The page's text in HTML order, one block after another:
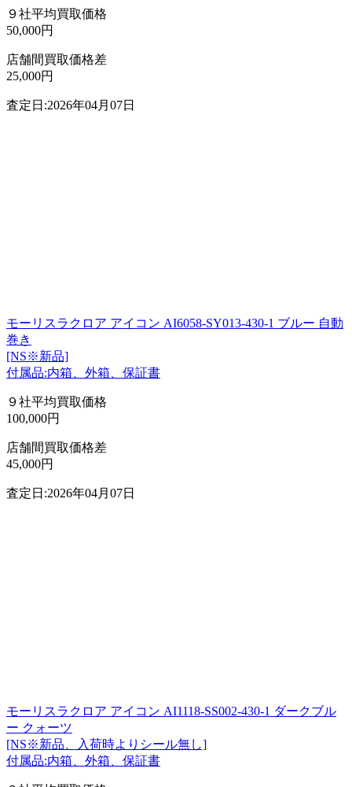
９社平均買取価格
50,000円
店舗間買取価格差
25,000円
査定日:2026年04月07日
モーリスラクロア アイコン AI6058-SY013-430-1 ブルー 自動
巻き
[NS※新品]
付属品:内箱、外箱、保証書
９社平均買取価格
100,000円
店舗間買取価格差
45,000円
査定日:2026年04月07日
モーリスラクロア アイコン AI1118-SS002-430-1 ダークブル
ー クォーツ
[NS※新品、入荷時よりシール無し]
付属品:内箱、外箱、保証書